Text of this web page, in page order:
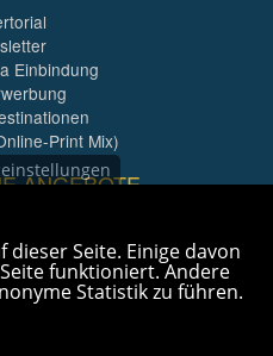
Einbindung
Print Mix)
ANGEBOTE
und mehr
Fotografie
dieser Seite. Einige davon
funktioniert. Andere
Statistik zu führen.